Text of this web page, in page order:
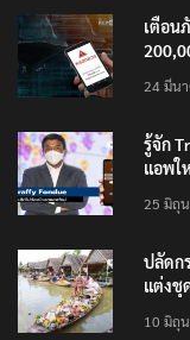
เตือน
24 มีน
รู้จัก
แอพใ
25 มิถุ
ปลัดก
แต่งชุ
10 มิถุ